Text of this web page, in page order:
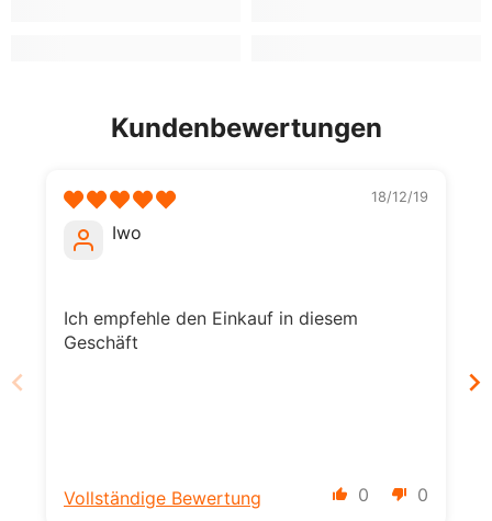
Kundenbewertungen
18/12/19
Iwo
Ich empfehle den Einkauf in diesem
Geschäft
0 0
Vollständige Bewertung